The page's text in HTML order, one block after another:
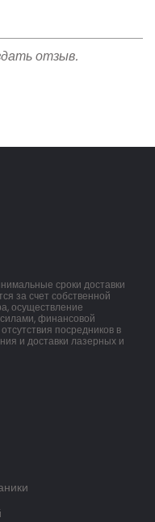
отзыв.
сроки доставки
за счет собственной
осуществление
финансовой
посредников в
и доставки лазерных и